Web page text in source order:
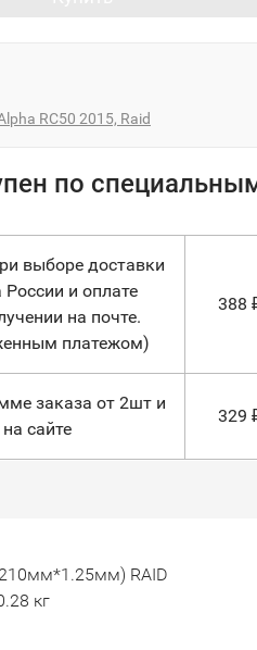
RC50 2015, Raid
по
выборе доставки
России и оплате
на почте.
платежом)
388
заказа от 2шт и
сайте
329
RAID
кг